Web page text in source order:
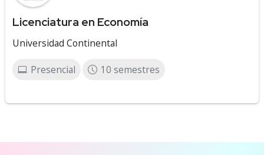
Licenciatura en Economía
Universidad Continental
Presencial 10 semestres